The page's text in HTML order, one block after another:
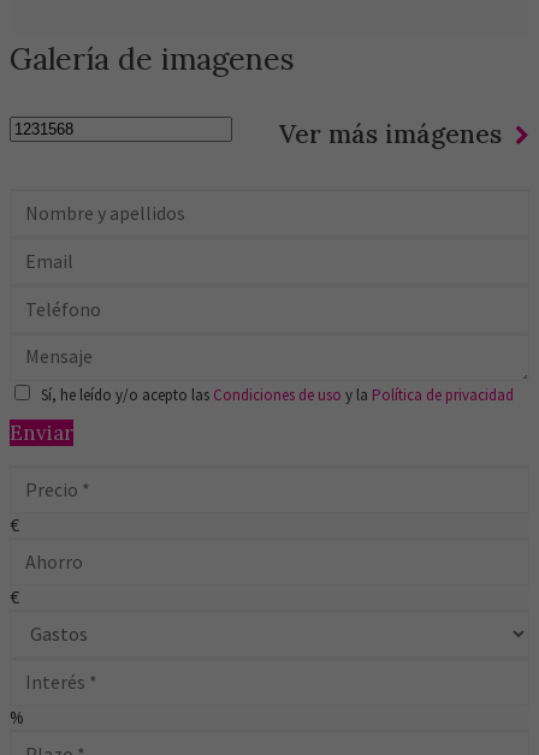
Galería de imagenes
Ver más imágenes
Sí, he leído y/o acepto las Condiciones de uso y la Política de privacidad
Enviar
€
€
%